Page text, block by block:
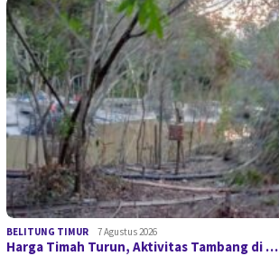
BELITUNG TIMUR 7 Agustus 2026
Harga Timah Turun, Aktivitas Tambang di …